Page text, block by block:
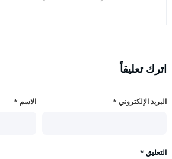
اترك تعليقاً
الاسم * البريد الإلكتروني *
التعليق *